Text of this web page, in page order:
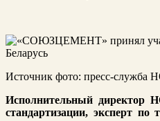
Источник фото: пресс-
Исполнительный
стандартизации, эксперт